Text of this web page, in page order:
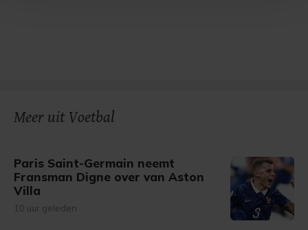
Meer uit Voetbal
Paris Saint-Germain neemt
Fransman Digne over van Aston
Villa
10 uur geleden